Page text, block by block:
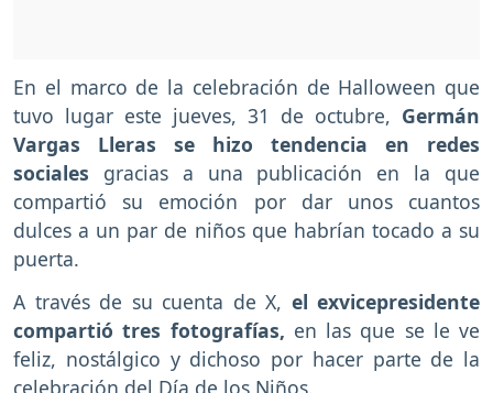
En el marco de la celebración de Halloween que
tuvo lugar este jueves, 31 de octubre, Germán
Vargas Lleras se hizo tendencia en redes
sociales gracias a una publicación en la que
compartió su emoción por dar unos cuantos
dulces a un par de niños que habrían tocado a su
puerta.
A través de su cuenta de X, el exvicepresidente
compartió tres fotografías, en las que se le ve
feliz, nostálgico y dichoso por hacer parte de la